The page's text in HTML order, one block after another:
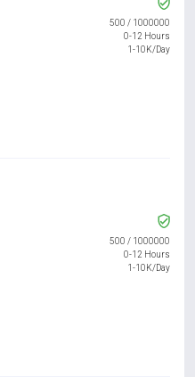
500 / 1000000
0-12 Hours
1-10K/Day
500 / 1000000
0-12 Hours
1-10K/Day